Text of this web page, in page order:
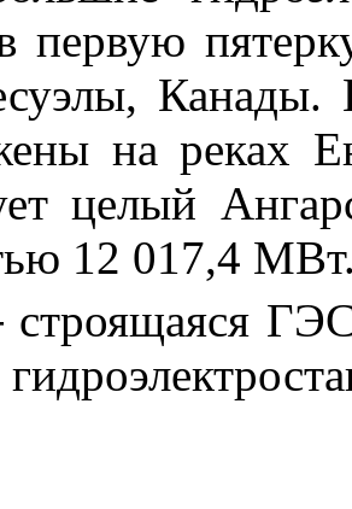
первую
на реках
целый
12 017,4
строящаяся